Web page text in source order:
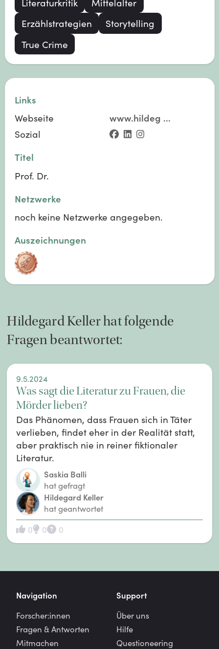
Erzählstrategien
Storytelling
True Crime
Links
Webseite
www.hildeg ...
Sozial
Titel
Prof. Dr.
Netzwerke
noch keine Netzwerke angegeben.
Auszeichnungen
HildegardKellerhat folgende
Fragen beantwortet:
9.5.2024
Was sagt die Literatur zu Frauen, die
Mörder lieben?
Das Phänomen, dass Frauen sich in Täter
verlieben, findet eher in der Realität statt,
aber praktisch nie in reiner fiktionaler
Literatur.
Saskia Balli
hat gefragt
Hildegard Keller
hat geantwortet
0
0 0
Navigation
Forscher:innen
Fragen & Antworten
Mitmachen
Support
Über uns
Hilfe
Questioneering